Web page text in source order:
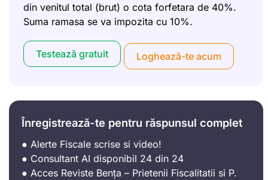
din venitul total (brut) o cota forfetara de 40%.
Suma ramasa se va impozita cu 10%.
Testează gratuit Loghează-te acum
Înregistrează-te pentru răspunsul complet
● Alerte Fiscale scrise si video!
● Consultant AI disponibil 24 din 24
● Acces Reviste Bența – Prietenii Fiscalitatii si P.